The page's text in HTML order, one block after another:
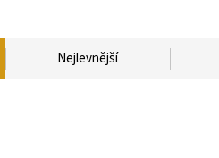
Nejlevnější